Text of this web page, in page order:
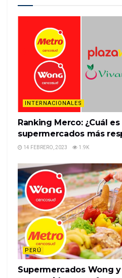
consumption habits.
The bankruptcies span a
retailers, including
Borders, Blockbuster, and
Many of the…
READ MORE
INTERNACIONALES
Ranking Merco: ¿Cuál
supermercados más
14 FEBRERO, 2023 1.9K
PERÚ
Supermercados Wong